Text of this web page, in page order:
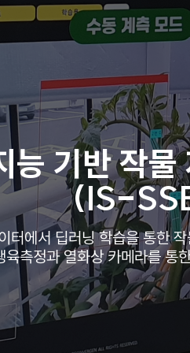
능 기반 작물
(IS-
터에서 딥러닝 학습을 통한
육측정과 열화상 카메라를 통